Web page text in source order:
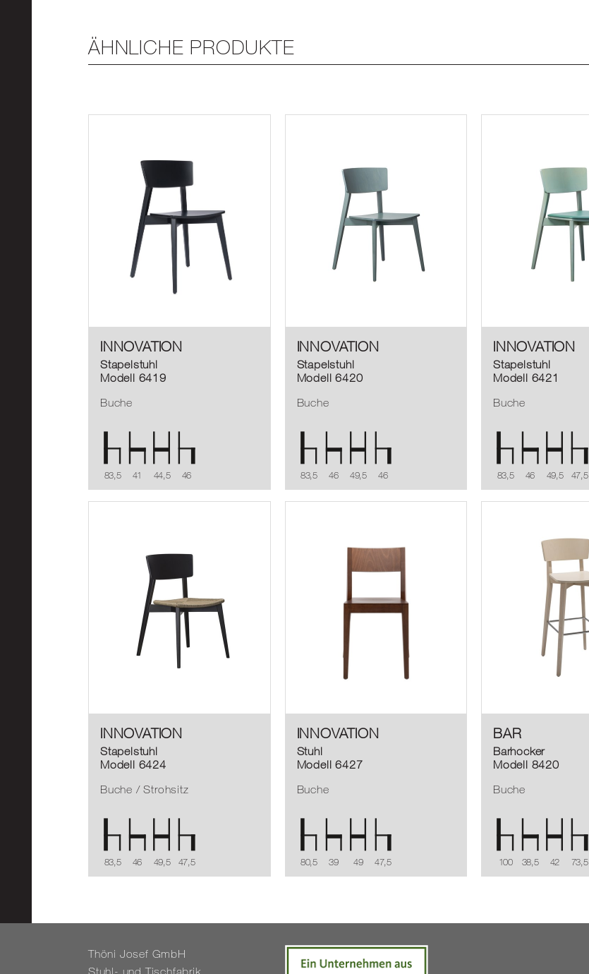
ÄHNLICHE PRODUKTE
INNOVATION
Stapelstuhl
Modell 6419
Buche
83,5 41 44,5 46
INNOVATION
Stapelstuhl
Modell 6420
Buche
83,5 46 49,5 46
INNOVATION
Stapelstuhl
Modell 6421
Buche
83,5 46 49,5 47,5
INNOVATION
Stapelstuhl
Modell 6424
Buche / Strohsitz
83,5 46 49,5 47,5
INNOVATION
Stuhl
Modell 6427
Buche
80,5 39 49 47,5
BAR
Barhocker
Modell 8420
Buche
100 38,5 42 73,5
Thöni Josef GmbH